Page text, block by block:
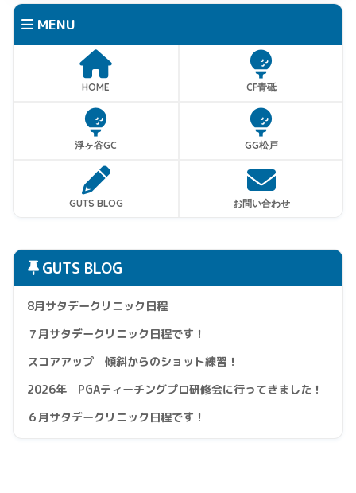
MENU
HOME CF青砥
浮ヶ谷GC GG松戸
GUTS BLOG お問い合わせ
GUTS BLOG
8月サタデークリニック日程
７月サタデークリニック日程です！
スコアアップ 傾斜からのショット練習！
2026年 PGAティーチングプロ研修会に行ってきました！
６月サタデークリニック日程です！